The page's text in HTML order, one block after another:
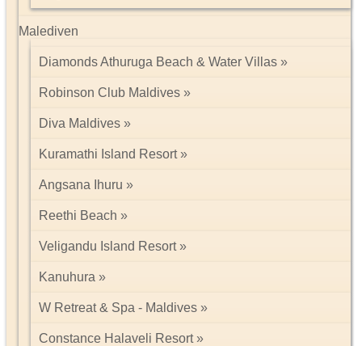
Malediven
Diamonds Athuruga Beach & Water Villas
Robinson Club Maldives
Diva Maldives
Kuramathi Island Resort
Angsana Ihuru
Reethi Beach
Veligandu Island Resort
Kanuhura
W Retreat & Spa - Maldives
Constance Halaveli Resort